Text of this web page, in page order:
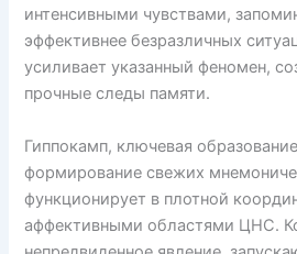
интенсивными чувствами,
эффективнее безразличных
усиливает указанный феномен,
прочные следы памяти.
Гиппокамп, ключевая
формирование свежих
функционирует в плотной
аффективными областями ЦНС.